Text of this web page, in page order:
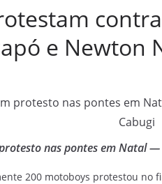
e Newton
nas pontes em Natal —
200 motoboys protestou no